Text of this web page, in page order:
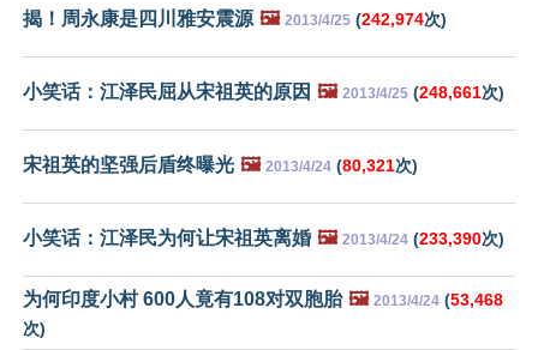
揭！周永康是四川雅安震源 🖼️ 2013/4/25 (242,974次)
小笑话：江泽民屈从宋祖英的原因 🖼️ 2013/4/25 (248,661次)
宋祖英的坚强后盾终曝光 🖼️ 2013/4/24 (80,321次)
小笑话：江泽民为何让宋祖英离婚 🖼️ 2013/4/24 (233,390次)
为何印度小村 600人竟有108对双胞胎 🖼️ 2013/4/24 (53,468
次)